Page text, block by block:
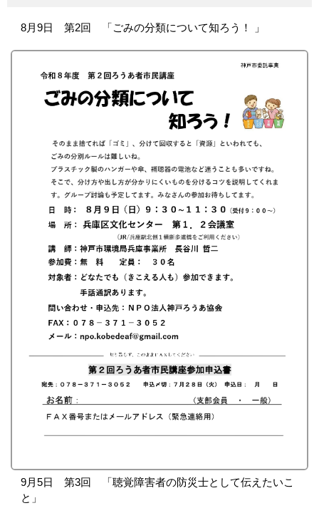
8月9日 第2回 「ごみの分類について知ろう！ 」
9月5日 第3回 「聴覚障害者の防災士として伝えたいこ
と」